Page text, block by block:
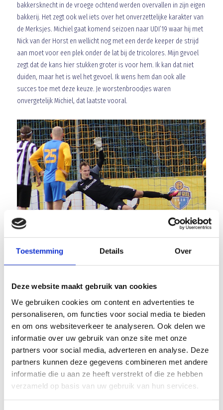
Toestemming Details Over
Deze website maakt gebruik van cookies
We gebruiken cookies om content en advertenties te
personaliseren, om functies voor social media te bieden
en om ons websiteverkeer te analyseren. Ook delen we
informatie over uw gebruik van onze site met onze
partners voor social media, adverteren en analyse. Deze
partners kunnen deze gegevens combineren met andere
informatie die u aan ze heeft verstrekt of die ze hebben
verzameld op basis van uw gebruik van hun services.
bakkersknecht in de vroege ochtend werden overvallen in zijn eigen
bakkerij. Het zegt ook wel iets over het onverzettelijke karakter van
de Merksjes. Michiel gaat komend seizoen naar UDI’19 waar hij met
Nick van der Horst en wellicht nog met een derde keeper de strijd
aan moet voor een plek onder de lat bij de tricolores. Mijn gevoel
zegt dat de kans hier stukken groter is voor hem. Ik kan dat niet
duiden, maar het is wel het gevoel. Ik wens hem dan ook alle
succes toe met deze keuze. Je worstenbroodjes waren
onvergetelijk Michiel, dat laatste vooral.
Voor Geert, Tom, Bob en Stan (grote cast hoor!) moet het een
verademing zijn geweest om na twee zeperds tegen UDI’19 nu een
keer te winnen ‘al was het maar voor de beker’ toch? Opnieuw leek
het mis te gaan toen na twee minuten de bal al achter Jasper lang
na een gruwelijk misverstand. Enkele UDI’19 getrouwen riepen toen
al tien tien. Deze scribent hoopte vurig dat dit Udense ironie was,
maar ze meende het echt. Dat dit erg overmoedig was bleek al
snel.. Talyp maakte gelijk wat ook de ruststand was. Na rust op de